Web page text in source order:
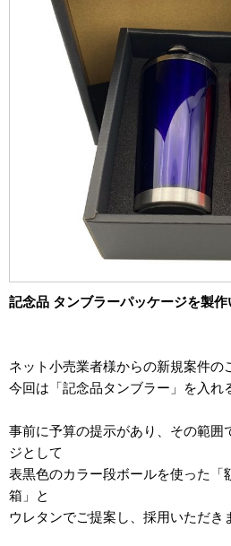
記念品 タンブラーパッケージを製作
ネット小売業者様からの新規案件の
今回は「記念品タンブラー」を入れ
事前に予算の提示があり、その範囲
ジとして
表黒色のカラー段ボールを使った「
箱」と
ウレタンでご提案し、採用いただき
楽器・音響機器用
瓶・缶・ボトル用
スポーツ・アウトドア・健康用
靴・衣類・アパレル小物用
時計・宝飾品用
ホーム&キッチン用
記録メディア用（USBほか）
車・モビリティ用
ノベルティ
アニメ関連
2010年